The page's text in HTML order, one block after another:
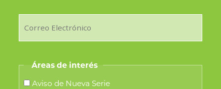
Áreas de interés
Aviso de Nueva Serie